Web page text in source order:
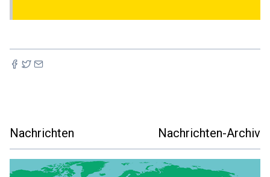
Nachrichten Nachrichten-Archiv